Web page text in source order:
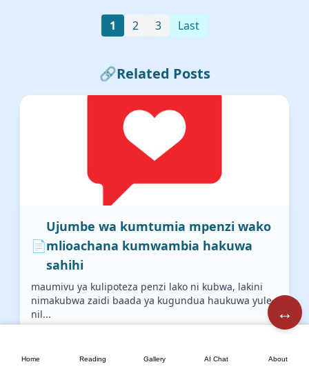
↔️
1 2 3 Last
🔗Related Posts
📄
Ujumbe wa kumtumia mpenzi wako
mlioachana kumwambia hakuwa
sahihi
maumivu ya kulipoteza penzi lako ni kubwa, lakini
nimakubwa zaidi baada ya kugundua haukuwa yule
nil...
Home Reading Gallery AI Chat About